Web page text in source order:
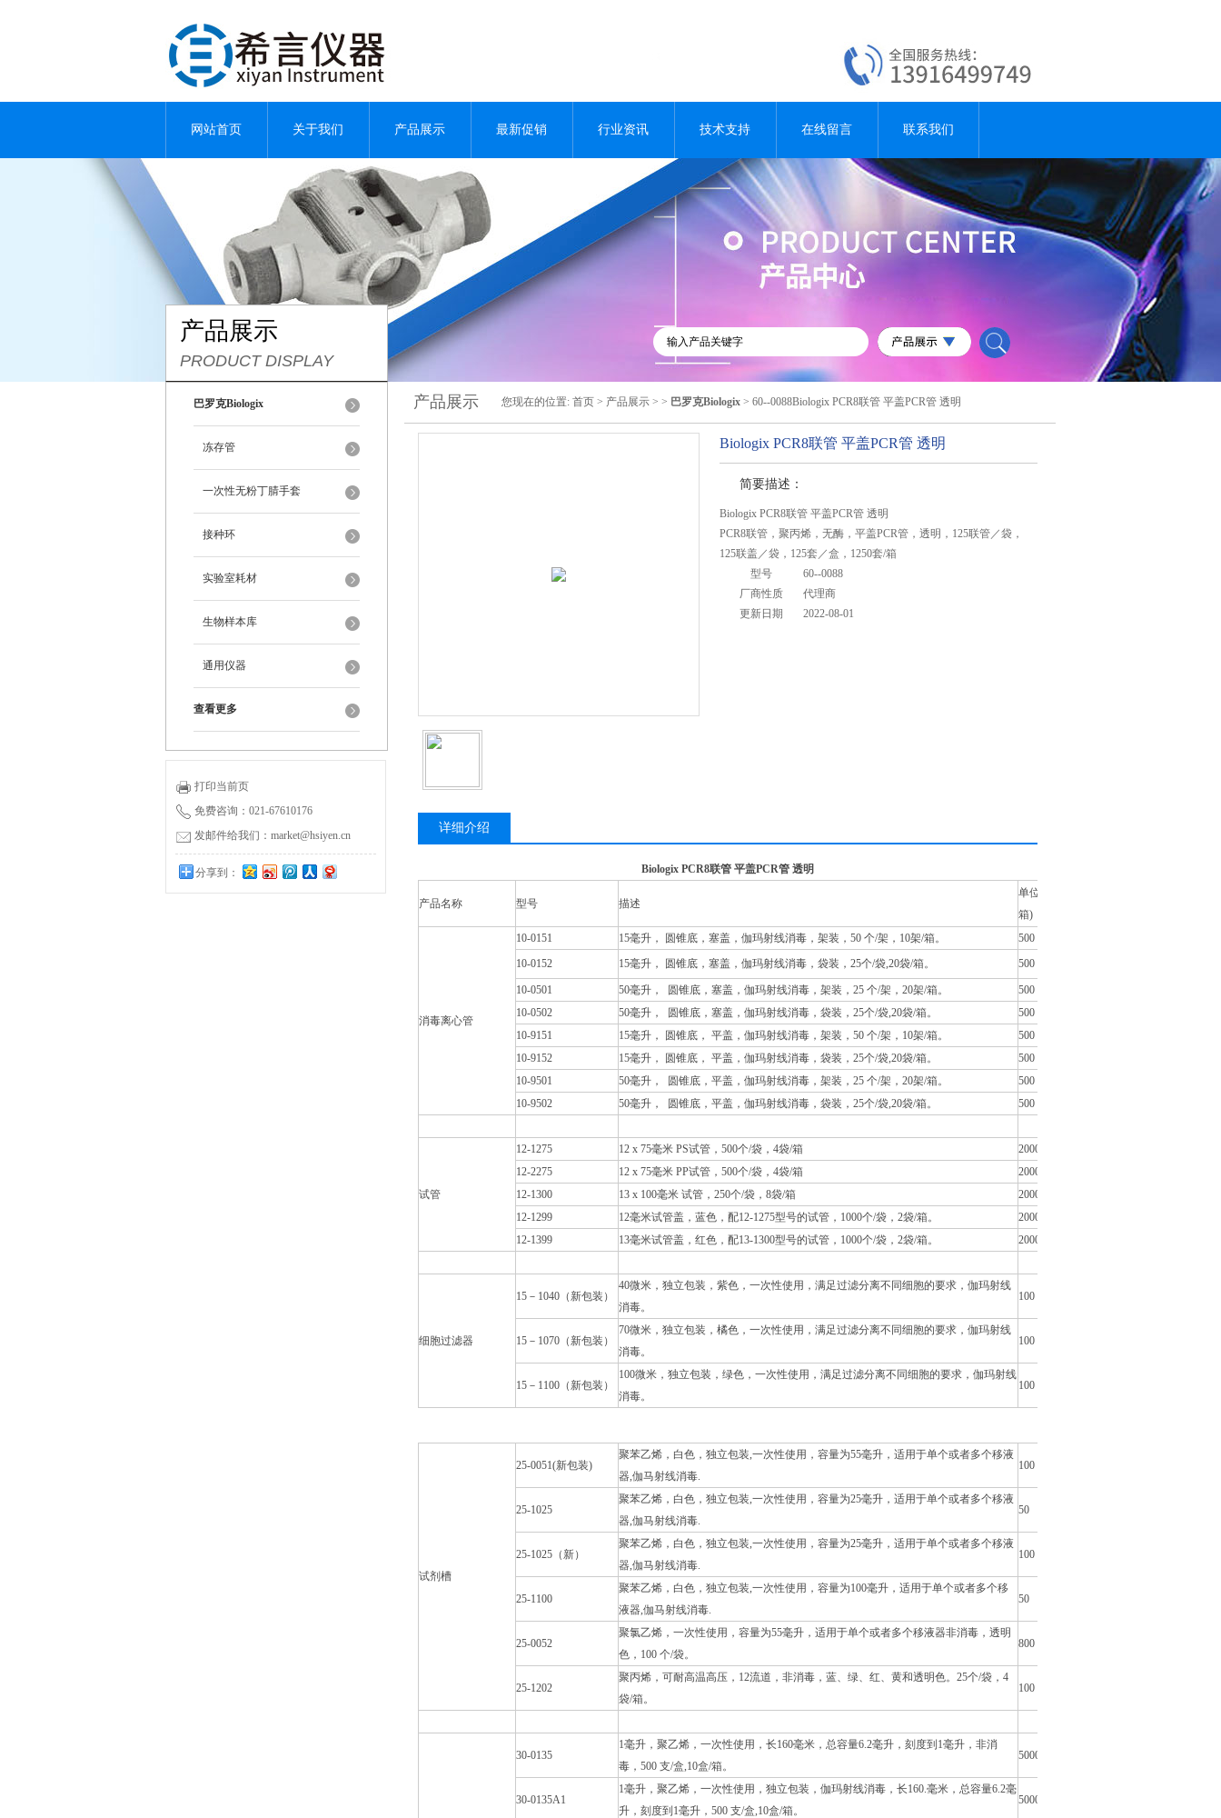
网站首页 关于我们 产品展示 最新促销 行业资讯 技术支持 在线留言 联系我们
产品展示
PRODUCT DISPLAY
巴罗克Biologix
冻存管
一次性无粉丁腈手套
接种环
实验室耗材
生物样本库
通用仪器
查看更多
打印当前页
免费咨询：021-67610176
发邮件给我们：market@hsiyen.cn
分享到：
产品展示 您现在的位置: 首页 > 产品展示 > > 巴罗克Biologix > 60--0088Biologix PCR8联管 平盖PCR管 透明
Biologix PCR8联管 平盖PCR管 透明
简要描述：
Biologix PCR8联管 平盖PCR管 透明
PCR8联管，聚丙烯，无酶，平盖PCR管，透明，125联管／袋，
125联盖／袋，125套／盒，1250套/箱
型号
60--0088
厂商性质
代理商
更新日期
2022-08-01
详细介绍
Biologix PCR8联管 平盖PCR管 透明
产品名称 型号 描述
单位 (个/
箱)
消毒离心管
10-0151 15毫升， 圆锥底，塞盖，伽玛射线消毒，架装，50 个/架，10架/箱。
500
10-0152
15毫升， 圆锥底，塞盖，伽玛射线消毒，袋装，25个/袋,20袋/箱。 500
10-0501 50毫升， 圆锥底，塞盖，伽玛射线消毒，架装，25 个/架，20架/箱。
500
10-0502
50毫升， 圆锥底，塞盖，伽玛射线消毒，袋装，25个/袋,20袋/箱。
500
10-9151
15毫升， 圆锥底， 平盖，伽玛射线消毒，架装，50 个/架，10架/箱。
500
10-9152
15毫升， 圆锥底， 平盖，伽玛射线消毒，袋装，25个/袋,20袋/箱。
500
10-9501
50毫升， 圆锥底，平盖，伽玛射线消毒，架装，25 个/架，20架/箱。
500
10-9502
50毫升， 圆锥底，平盖，伽玛射线消毒，袋装，25个/袋,20袋/箱。 500
试管
12-1275 12 x 75毫米 PS试管，500个/袋，4袋/箱
2000
12-2275
12 x 75毫米 PP试管，500个/袋，4袋/箱
2000
12-1300
13 x 100毫米 试管，250个/袋，8袋/箱
2000
12-1299
12毫米试管盖，蓝色，配12-1275型号的试管，1000个/袋，2袋/箱。
2000
12-1399
13毫米试管盖，红色，配13-1300型号的试管，1000个/袋，2袋/箱。 2000
细胞过滤器
15－1040（新包装）
40微米，独立包装，紫色，一次性使用，满足过滤分离不同细胞的要求，伽玛射线
消毒。
100
15－1070（新包装）
70微米，独立包装，橘色，一次性使用，满足过滤分离不同细胞的要求，伽玛射线
消毒。
100
15－1100（新包装）
100微米，独立包装，绿色，一次性使用，满足过滤分离不同细胞的要求，伽玛射线
消毒。
100
试剂槽
25-0051(新包装)
聚苯乙烯，白色，独立包装,一次性使用，容量为55毫升，适用于单个或者多个移液
器,伽马射线消毒.
100
25-1025
聚苯乙烯，白色，独立包装,一次性使用，容量为25毫升，适用于单个或者多个移液
器,伽马射线消毒.
50
25-1025（新）
聚苯乙烯，白色，独立包装,一次性使用，容量为25毫升，适用于单个或者多个移液
器,伽马射线消毒.
100
25-1100
聚苯乙烯，白色，独立包装,一次性使用，容量为100毫升，适用于单个或者多个移
液器,伽马射线消毒.
50
25-0052
聚氯乙烯，一次性使用，容量为55毫升，适用于单个或者多个移液器非消毒，透明
色，100 个/袋。
800
25-1202
聚丙烯，可耐高温高压，12流道，非消毒，蓝、绿、红、黄和透明色。25个/袋，4
袋/箱。
100
30-0135
1毫升，聚乙烯，一次性使用，长160毫米，总容量6.2毫升，刻度到1毫升，非消
毒，500 支/盒,10盒/箱。
5000
30-0135A1
1毫升，聚乙烯，一次性使用，独立包装，伽玛射线消毒，长160.毫米，总容量6.2毫
升，刻度到1毫升，500 支/盒,10盒/箱。
5000